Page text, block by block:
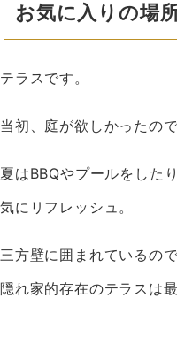
お気に入りの場
テラスです。
当初、庭が欲しかったの
夏はBBQやプールをした
気にリフレッシュ。
三方壁に囲まれているの
隠れ家的存在のテラスは